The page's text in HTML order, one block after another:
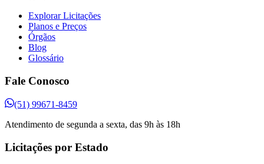
Explorar Licitações
Planos e Preços
Órgãos
Blog
Glossário
Fale Conosco
(51) 99671-8459
Atendimento de segunda a sexta, das 9h às 18h
Licitações por Estado